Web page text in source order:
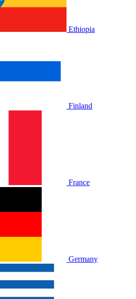
Ethiopia
Finland
France
Germany